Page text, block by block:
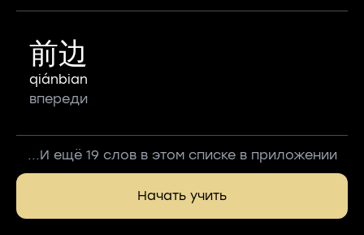
前边
qiánbian
впереди
...И ещё 19 слов в этом списке в приложении
Начать учить